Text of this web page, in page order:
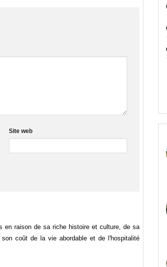
Site web
en raison de sa riche histoire et culture, de sa
coût de la vie abordable et de l'hospitalité